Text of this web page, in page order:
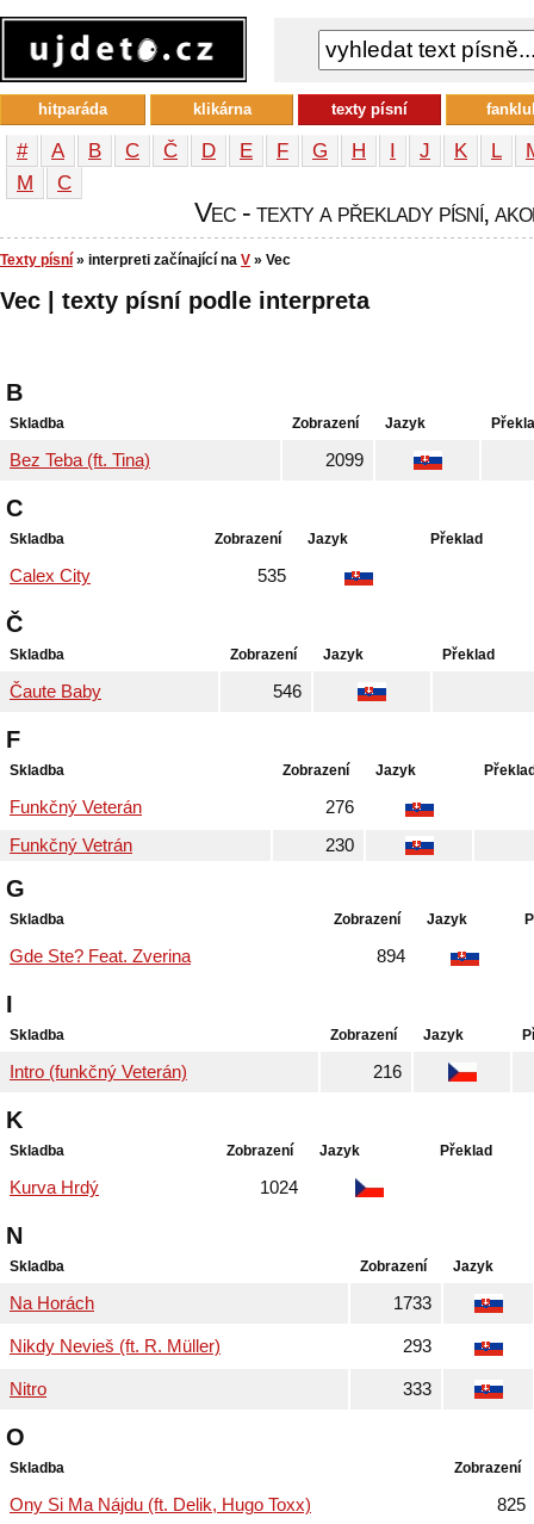
# A B C Č D E F G H I J K L
М
С
Vec - texty a překlady písní,
Texty písní » interpreti začínající na V » Vec
Vec | texty písní podle interpreta
B
Skladba Zobrazení Jazyk
Bez Teba (ft. Tina) 2099
C
Skladba Zobrazení Jazyk Překlad
Calex City 535
Č
Skladba Zobrazení Jazyk Překlad
Čaute Baby 546
F
Skladba Zobrazení Jazyk
Funkčný Veterán
276
Funkčný Vetrán
230
G
Skladba Zobrazení Jazyk
Gde Ste? Feat. Zverina 894
I
Skladba Zobrazení Jazyk
Intro (funkčný Veterán) 216
K
Skladba Zobrazení Jazyk Překlad
Kurva Hrdý 1024
N
Skladba Zobrazení Jazyk
Na Horách 1733
Nikdy Nevieš (ft. R. Müller) 293
Nitro 333
O
Skladba Zobrazení
Ony Si Ma Nájdu (ft. Delik, Hugo Toxx) 825
hitparáda klikárna texty písní